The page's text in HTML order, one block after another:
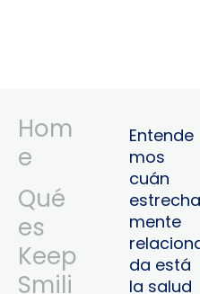
Hom
e
Qué
es
Keep
Smili
Entende
mos
cuán
estrecha
mente
da está
la salud